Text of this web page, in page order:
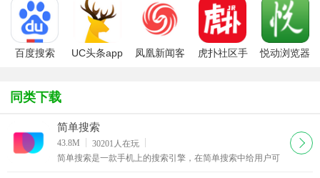
2022微信版
本
版
版
版
百度搜索 UC头条app
凤凰新闻客
虎扑社区手
悦动浏览器
同类下载
简单搜索
43.8M 30201 人在玩
简单搜索是一款手机上的搜索引擎，在简单搜索中给用户可
下载